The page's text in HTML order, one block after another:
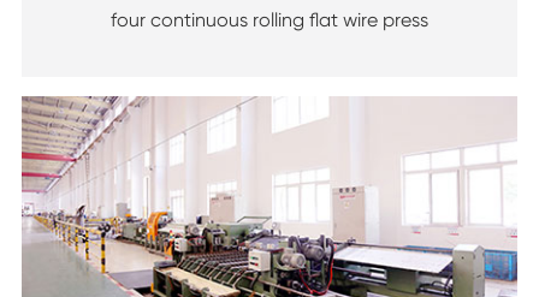
four continuous rolling flat wire press